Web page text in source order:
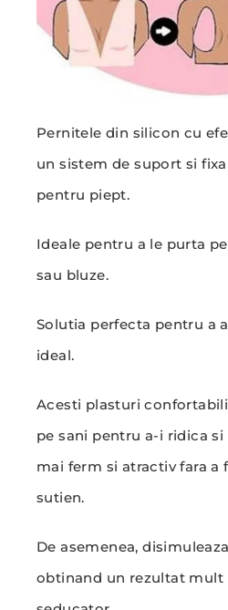
Pernitele din silicon cu
un sistem de suport si
pentru piept.
Ideale pentru a le purta
sau bluze.
Solutia perfecta pentru a
ideal.
Acesti plasturi
pe sani pentru a-i ridica si
mai ferm si atractiv fara a
sutien.
De asemenea,
obtinand un rezultat mult